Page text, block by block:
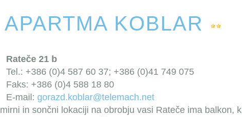
APARTMA KOBLAR
Rateče 21 b
Tel.: +386 (0)4 587 60 37; +386 (0)41 749 075
Faks: +386 (0)4 588 18 80
E-mail: gorazd.koblar@telemach.net
in sončni lokaciji na obrobju vasi Rateče ima balkon,